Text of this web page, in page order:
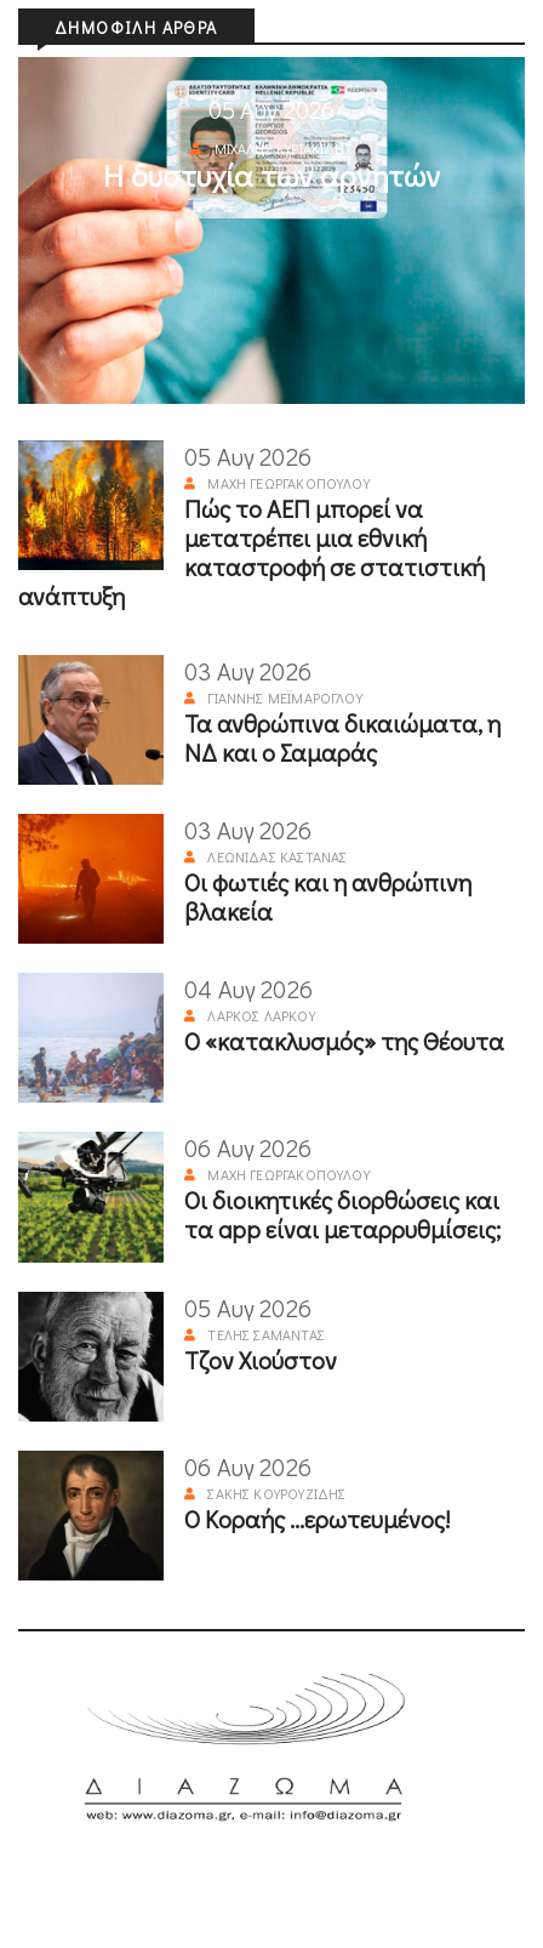
ΔΗΜΟΦΙΛΉ ΆΡΘΡΑ
05 Αυγ 2026
ΜΙΧΆΛΗΣ ΚΥΡΙΑΚΊΔΗΣ
Η δυστυχία των αρνητών
05 Αυγ 2026
ΜΆΧΗ ΓΕΩΡΓΑΚΟΠΟΎΛΟΥ
Πώς το ΑΕΠ μπορεί να
μετατρέπει μια εθνική
καταστροφή σε στατιστική
ανάπτυξη
03 Αυγ 2026
ΓΙΆΝΝΗΣ ΜΕΪΜΆΡΟΓΛΟΥ
Τα ανθρώπινα δικαιώματα, η
ΝΔ και ο Σαμαράς
03 Αυγ 2026
ΛΕΩΝΊΔΑΣ ΚΑΣΤΑΝΆΣ
Οι φωτιές και η ανθρώπινη
βλακεία
04 Αυγ 2026
ΛΆΡΚΟΣ ΛΆΡΚΟΥ
Ο «κατακλυσμός» της Θέουτα
06 Αυγ 2026
ΜΆΧΗ ΓΕΩΡΓΑΚΟΠΟΎΛΟΥ
Οι διοικητικές διορθώσεις και
τα app είναι μεταρρυθμίσεις;
05 Αυγ 2026
ΤΈΛΗΣ ΣΑΜΑΝΤΆΣ
Τζον Χιούστον
06 Αυγ 2026
ΣΆΚΗΣ ΚΟΥΡΟΥΖΊΔΗΣ
Ο Κοραής ...ερωτευμένος!